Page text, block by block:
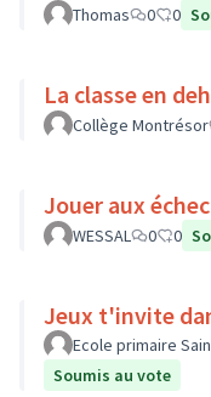
Thomas 0 0
La classe en
Collège Montrésor
Jouer aux
WESSAL 0 0
Jeux t'invite
Ecole primaire
Soumis au vote